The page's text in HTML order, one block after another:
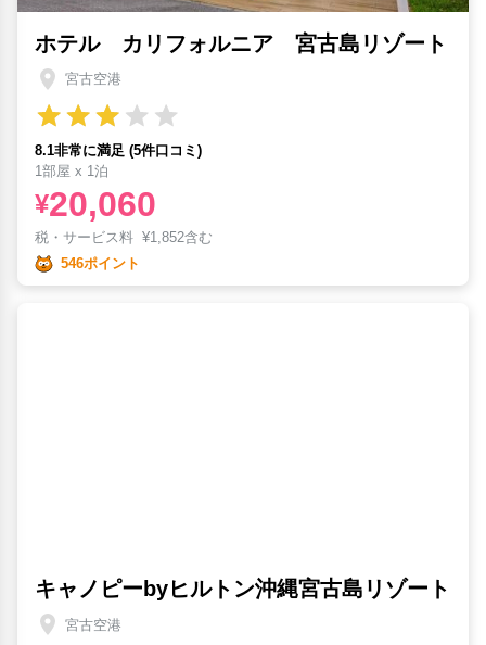
ホテル カリフォルニア 宮古島リゾート
宮古空港
8.1非常に満足 (5件口コミ)
1部屋 x 1泊
¥20,060
税・サービス料 ¥1,852含む
546ポイント
キャノピーbyヒルトン沖縄宮古島リゾート
宮古空港